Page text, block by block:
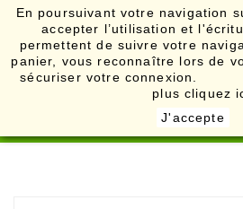
En poursuivant votre navigation
accepter l’utilisation et
permettent de suivre votre
panier, vous reconnaître lors de
sécuriser votre
pluscliquez
J'accepte
